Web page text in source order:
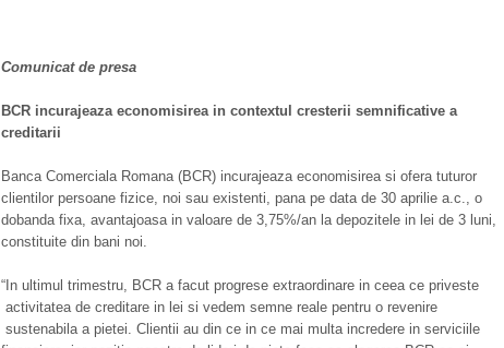
Comunicat de presa
BCR incurajeaza economisirea in contextul cresterii semnificative a
creditarii
Banca Comerciala Romana (BCR) incurajeaza economisirea si ofera tuturor
clientilor persoane fizice, noi sau existenti, pana pe data de 30 aprilie a.c., o
dobanda fixa, avantajoasa in valoare de 3,75%/an la depozitele in lei de 3 luni,
constituite din bani noi.
“In ultimul trimestru, BCR a facut progrese extraordinare in ceea ce priveste
activitatea de creditare in lei si vedem semne reale pentru o revenire
sustenabila a pietei. Clientii au din ce in ce mai multa incredere in serviciile